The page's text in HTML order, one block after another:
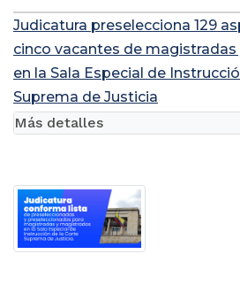
Judicatura preselecciona 129
cinco vacantes de
en la Sala Especial de
Suprema de Justicia
Más detalles